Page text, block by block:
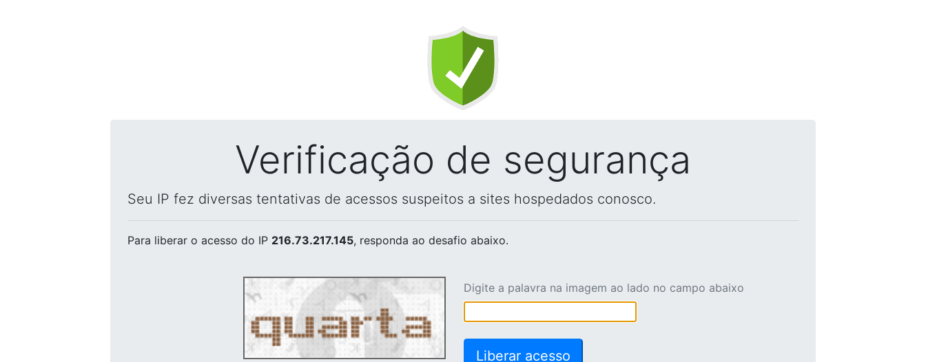
Verificação de segurança
Seu IP fez diversas tentativas de acessos suspeitos a sites hospedados conosco.
Para liberar o acesso do IP 216.73.217.145, responda ao desafio abaixo.
Digite a palavra na imagem ao lado no campo abaixo